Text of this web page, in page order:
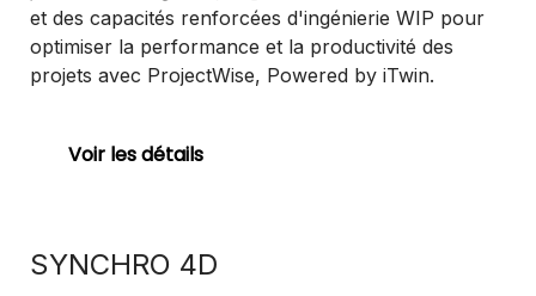
et des capacités renforcées d'ingénierie WIP pour
optimiser la performance et la productivité des
projets avec ProjectWise, Powered by iTwin.
Voir les détails
SYNCHRO 4D